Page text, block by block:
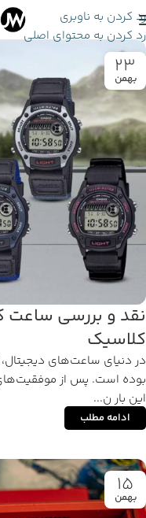
رد کردن به ناوبری
رد کردن به محتوای اصلی
23
بهمن
کلاسیک
در دنیای ساعت‌های
بوده است. پس از
این بار ن...
ادامه مطلب
15
بهمن